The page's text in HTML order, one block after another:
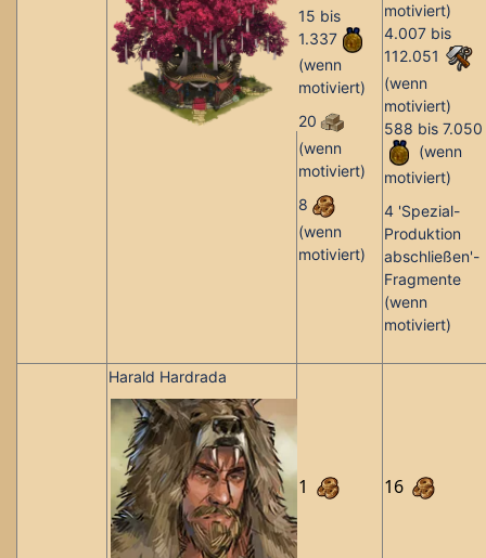
15 bis
1.337
(wenn
motiviert)
20
(wenn
motiviert)
8
(wenn
motiviert)
motiviert)
4.007 bis
112.051
(wenn
motiviert)
588 bis 7.050
(wenn
motiviert)
4 'Spezial-
Produktion
abschließen'-
Fragmente
(wenn
motiviert)
Harald Hardrada
1 16